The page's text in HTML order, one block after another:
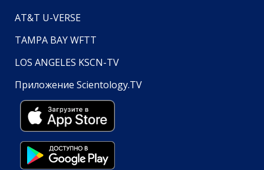
AT&T U-VERSE
TAMPA BAY WFTT
LOS ANGELES KSCN-TV
Приложение Scientology.TV